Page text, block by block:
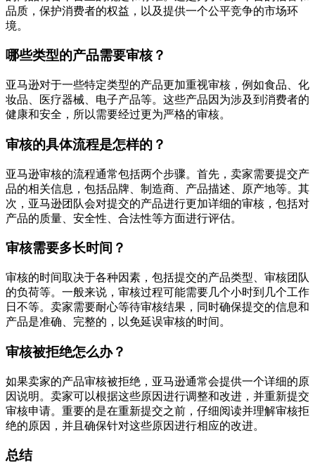
品质，保护消费者的权益，以及提供一个公平竞争的市场环
境。
哪些类型的产品需要审核？
亚马逊对于一些特定类型的产品更加重视审核，例如食品、化
妆品、医疗器械、电子产品等。这些产品因为涉及到消费者的
健康和安全，所以需要经过更为严格的审核。
审核的具体流程是怎样的？
亚马逊审核的流程通常包括两个步骤。首先，卖家需要提交产
品的相关信息，包括品牌、制造商、产品描述、原产地等。其
次，亚马逊团队会对提交的产品进行更加详细的审核，包括对
产品的质量、安全性、合法性等方面进行评估。
审核需要多长时间？
审核的时间取决于各种因素，包括提交的产品类型、审核团队
的负荷等。一般来说，审核过程可能需要几个小时到几个工作
日不等。卖家需要耐心等待审核结果，同时确保提交的信息和
产品是准确、完整的，以免延误审核的时间。
审核被拒绝怎么办？
如果卖家的产品审核被拒绝，亚马逊通常会提供一个详细的原
因说明。卖家可以根据这些原因进行调整和改进，并重新提交
审核申请。重要的是在重新提交之前，仔细阅读并理解审核拒
绝的原因，并且确保针对这些原因进行相应的改进。
总结